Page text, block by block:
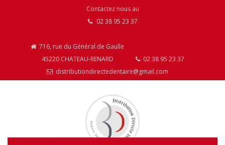
Contactez nous au
02 38 95 23 37
716, rue du Général de Gaulle
45220 CHATEAU-RENARD
02 38 95 23 37
distributiondirectedentaire@gmail.com